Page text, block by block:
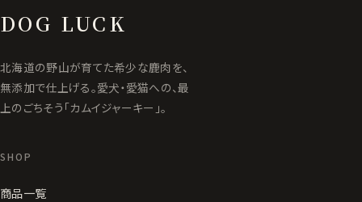
DOG LUCK
北海道の野山が育てた希少な鹿肉を、
無添加で仕上げる。愛犬・愛猫への、最
上のごちそう「カムイジャーキー」。
SHOP
商品一覧